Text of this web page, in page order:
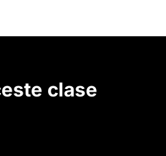
clase